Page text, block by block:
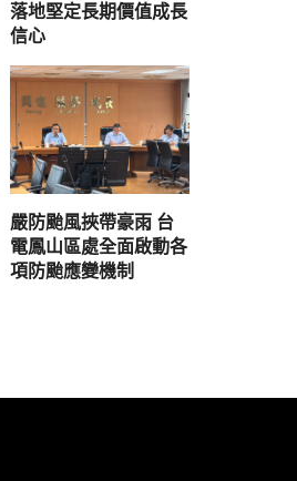
落地堅定長期價值成長
信心
嚴防颱風挾帶豪雨 台
電鳳山區處全面啟動各
項防颱應變機制